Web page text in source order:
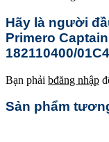
Hãy là người
Primero
182110400/
Bạn phải bđăng nhập
Sản phẩm